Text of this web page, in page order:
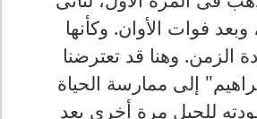
وبعد فوات الأوان. وكأنها
الزمن. وهنا قد تعترضنا
إلى ممارسة الحياة
للجبل مرة أخرى بعد